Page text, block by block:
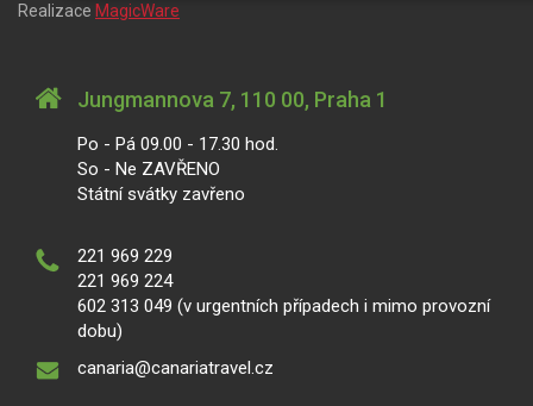
Realizace MagicWare
Jungmannova 7, 110 00, Praha 1
Po - Pá 09.00 - 17.30 hod.
So - Ne ZAVŘENO
Státní svátky zavřeno
221 969 229
221 969 224
602 313 049 (v urgentních případech i mimo provozní
dobu)
canaria@canariatravel.cz